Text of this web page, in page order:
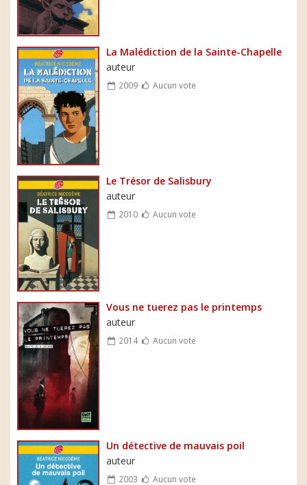
La Malédiction de la Sainte-Chapelle
auteur
2009 Aucun vote
Le Trésor de Salisbury
auteur
2010 Aucun vote
Vous ne tuerez pas le printemps
auteur
2014 Aucun vote
Un détective de mauvais poil
auteur
2003 Aucun vote